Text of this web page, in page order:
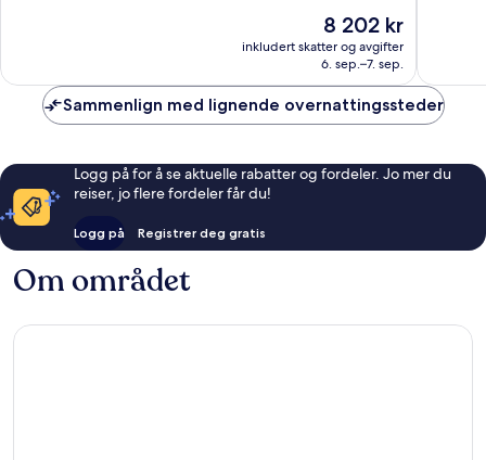
Prisen
er
8 202 kr
8 202 kr
inkludert skatter og avgifter
6. sep.–7. sep.
Sammenlign med lignende overnattingssteder
Logg på for å se aktuelle rabatter og fordeler. Jo mer du
reiser, jo flere fordeler får du!
Logg på Registrer deg gratis
Om området